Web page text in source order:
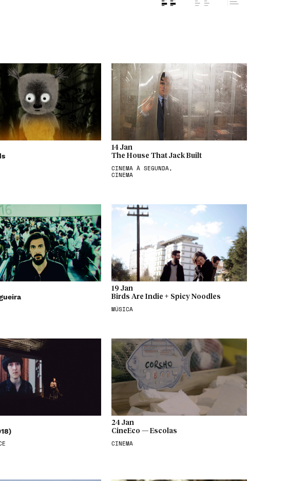
14 Jan
The House That Jack Built
CINEMA À SEGUNDA,
CINEMA
19 Jan
Birds Are Indie + Spicy Noodles
MÚSICA
24 Jan
CineEco — Escolas
CINEMA